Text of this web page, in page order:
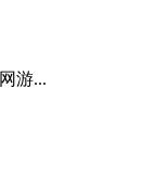
游...